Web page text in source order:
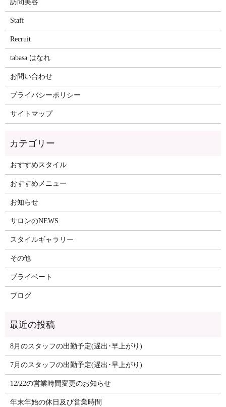
訪問美容
Staff
Recruit
tabasa はなれ
お問い合わせ
プライバシーポリシー
サイトマップ
おすすめスタイル
おすすめメニュー
お知らせ
サロンのNEWS
スタイルギャラリー
その他
プライベート
ブログ
8月のスタッフの出勤予定(遅出･早上がり)
7月のスタッフの出勤予定(遅出･早上がり)
12/22の営業時間変更のお知らせ
年末年始の休日及び営業時間